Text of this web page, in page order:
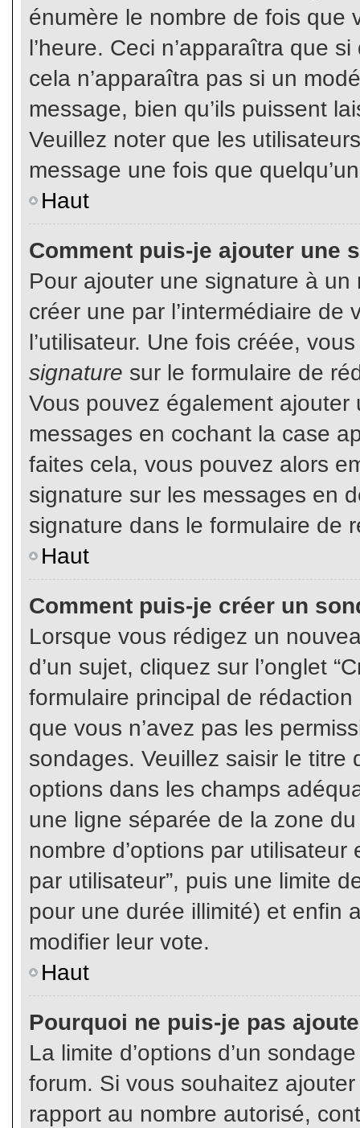
énumère le nombre de fois que
l’heure. Ceci n’apparaîtra que
cela n’apparaîtra pas si un
message, bien qu’ils puissent
Veuillez noter que les
message une fois que
Haut
Comment puis-je ajouter une
Pour ajouter une signature à un
créer une par l’intermédiaire
l’utilisateur. Une fois créée,
signature sur le formulaire de
Vous pouvez également
messages en cochant la case
faites cela, vous pouvez alors
signature sur les messages en
signature dans le formulaire de
Haut
Comment puis-je créer un
Lorsque vous rédigez un
d’un sujet, cliquez sur l’onglet
formulaire principal de
que vous n’avez pas les
sondages. Veuillez saisir le
options dans les champs
une ligne séparée de la zone
nombre d’options par
par utilisateur”, puis une limite
pour une durée illimité) et enfin
modifier leur vote.
Haut
Pourquoi ne puis-je pas
La limite d’options d’un
forum. Si vous souhaitez
rapport au nombre autorisé,